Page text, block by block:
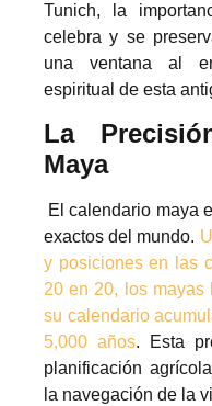
Tunich, la
celebra y se
una ventana al
espiritual de esta
La
Maya
El calendario maya
exactos del mundo.
y posiciones en las
20 en 20, los mayas
su calendario
5,000 años. Esta
planificación
la navegación de la